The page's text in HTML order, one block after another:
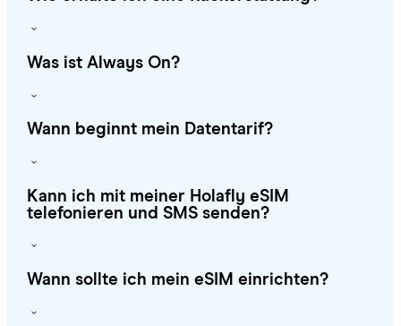
Was ist Always On?
Wann beginnt mein Datentarif?
Kann ich mit meiner Holafly eSIM
telefonieren und SMS senden?
Wann sollte ich mein eSIM einrichten?